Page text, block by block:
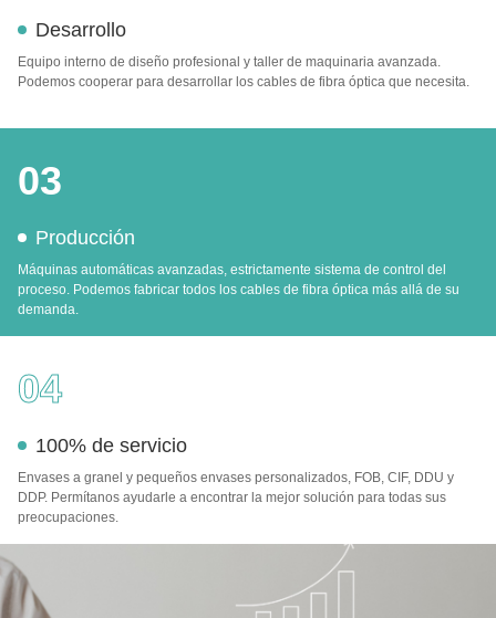
Desarrollo
Equipo interno de diseño profesional y taller de maquinaria avanzada.
Podemos cooperar para desarrollar los cables de fibra óptica que necesita.
03
Producción
Máquinas automáticas avanzadas, estrictamente sistema de control del
proceso. Podemos fabricar todos los cables de fibra óptica más allá de su
demanda.
04
100% de servicio
Envases a granel y pequeños envases personalizados, FOB, CIF, DDU y
DDP. Permítanos ayudarle a encontrar la mejor solución para todas sus
preocupaciones.